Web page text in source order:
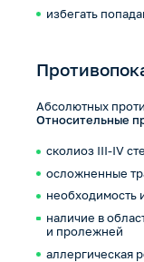
избегать
Абсолютных
Относительные
сколиоз III-IV
осложненные
необходимость
наличие в
и пролежней
аллергическая